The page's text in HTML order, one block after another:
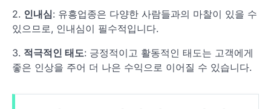
2. 인내심: 유흥업종은 다양한 사람들과의 마찰이 있을 수
있으므로, 인내심이 필수적입니다.
3. 적극적인 태도: 긍정적이고 활동적인 태도는 고객에게
좋은 인상을 주어 더 나은 수익으로 이어질 수 있습니다.